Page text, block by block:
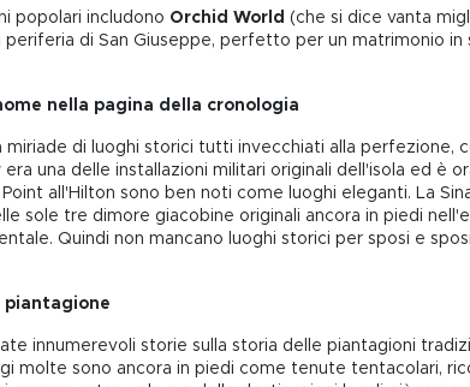
popolari includono Orchid World (che si dice vanta
periferia di San Giuseppe, perfetto per un matrimonio in
nella pagina della cronologia
miriade di luoghi storici tutti invecchiati alla perfezione,
era una delle installazioni militari originali dell'isola ed
Point all'Hilton sono ben noti come luoghi eleganti. La
sole tre dimore giacobine originali ancora in piedi
Quindi non mancano luoghi storici per sposi e
piantagione
innumerevoli storie sulla storia delle piantagioni
molte sono ancora in piedi come tenute tentacolari,